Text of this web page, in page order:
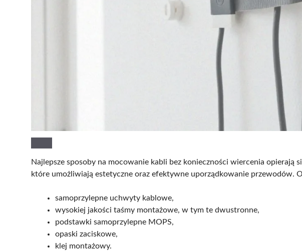
Najlepsze sposoby na mocowanie kabli bez konieczności wiercenia opierają
które umożliwiają estetyczne oraz efektywne uporządkowanie przewodów.
samoprzylepne uchwyty kablowe,
wysokiej jakości taśmy montażowe, w tym te dwustronne,
podstawki samoprzylepne MOPS,
opaski zaciskowe,
klej montażowy.